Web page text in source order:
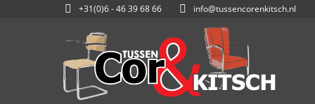
+31(0)6 - 46 39 68 66 info@tussencorenkitsch.nl